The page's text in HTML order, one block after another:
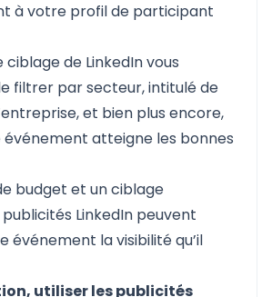
à votre profil de participant
ciblage de LinkedIn vous
filtrer par secteur, intitulé de
et bien plus encore,
atteigne les bonnes
budget et un ciblage
LinkedIn peuvent
événement la visibilité qu’il
utiliser les publicités